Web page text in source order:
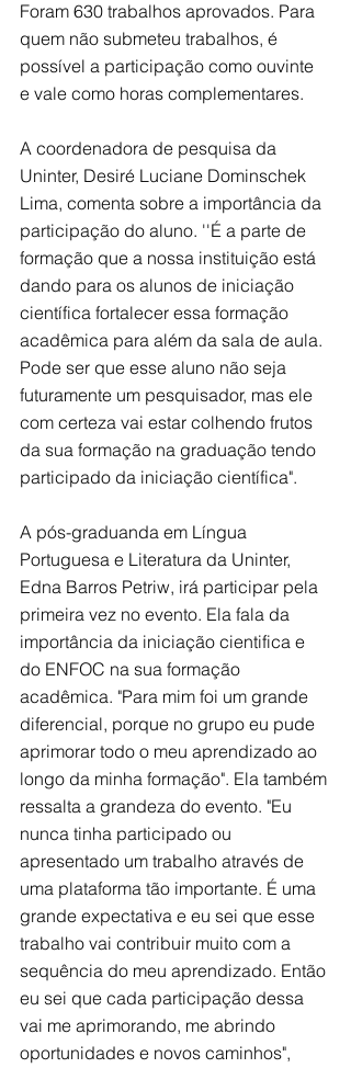
Foram 630 trabalhos aprovados. Para
quem não submeteu trabalhos, é
possível a participação como ouvinte
e vale como horas complementares.
A coordenadora de pesquisa da
Uninter, Desiré Luciane Dominschek
Lima, comenta sobre a importância da
participação do aluno. ''É a parte de
formação que a nossa instituição está
dando para os alunos de iniciação
científica fortalecer essa formação
acadêmica para além da sala de aula.
Pode ser que esse aluno não seja
futuramente um pesquisador, mas ele
com certeza vai estar colhendo frutos
da sua formação na graduação tendo
participado da iniciação científica".
A pós-graduanda em Língua
Portuguesa e Literatura da Uninter,
Edna Barros Petriw, irá participar pela
primeira vez no evento. Ela fala da
importância da iniciação cientifica e
do ENFOC na sua formação
acadêmica. "Para mim foi um grande
diferencial, porque no grupo eu pude
aprimorar todo o meu aprendizado ao
longo da minha formação". Ela também
ressalta a grandeza do evento. "Eu
nunca tinha participado ou
apresentado um trabalho através de
uma plataforma tão importante. É uma
grande expectativa e eu sei que esse
trabalho vai contribuir muito com a
sequência do meu aprendizado. Então
eu sei que cada participação dessa
vai me aprimorando, me abrindo
oportunidades e novos caminhos",